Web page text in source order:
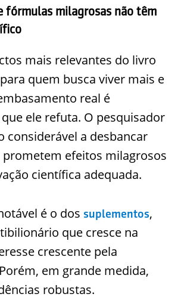
fórmulas milagrosas não têm
mais relevantes do livro
quem busca viver mais e
real é
ele refuta. O pesquisador
considerável a desbancar
efeitos milagrosos
científica adequada.
é o dos suplementos,
que cresce na
crescente pela
em grande medida,
robustas.